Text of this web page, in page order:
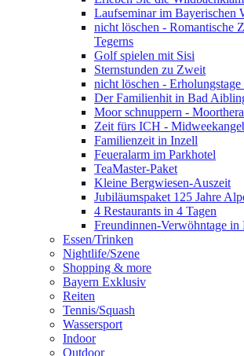
Laufseminar im Bayerischen
nicht löschen - Romantische
Tegerns
Golf spielen mit Sisi
Sternstunden zu Zweit
nicht löschen -
Der Familienhit in Bad
Moor schnuppern -
Zeit fürs ICH -
Familienzeit in Inzell
Feueralarm im Parkhotel
TeaMaster-Paket
Kleine Bergwiesen-Auszeit
Jubiläumspaket 125 Jahre
4 Restaurants in 4 Tagen
Freundinnen-Verwöhntage in
Essen/Trinken
Nightlife/Szene
Shopping & more
Bayern Exklusiv
Reiten
Tennis/Squash
Wassersport
Indoor
Outdoor